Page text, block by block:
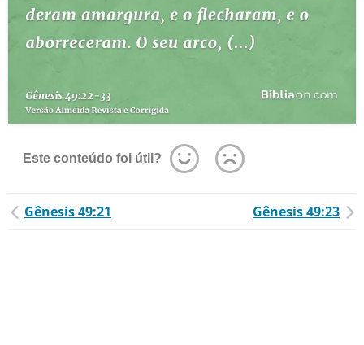
Este conteúdo foi útil?
Gênesis 49:21 Gênesis 49:23